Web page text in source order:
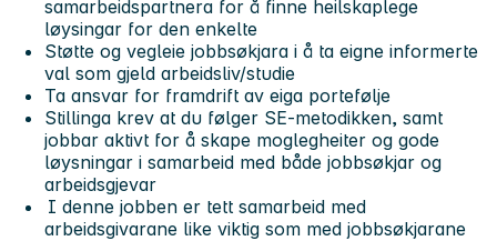
samarbeidspartnera for å finne heilskaplege
løysingar for den enkelte
Støtte og vegleie jobbsøkjara i å ta eigne informerte
val som gjeld arbeidsliv/studie
Ta ansvar for framdrift av eiga portefølje
Stillinga krev at du følger SE-metodikken, samt
jobbar aktivt for å skape moglegheiter og gode
løysningar i samarbeid med både jobbsøkjar og
arbeidsgjevar
I denne jobben er tett samarbeid med
arbeidsgivarane like viktig som med jobbsøkjarane